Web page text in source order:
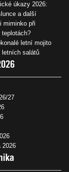
úkazy 2026:
a další
miminko při
letní mojito
letních salátů
27
2026